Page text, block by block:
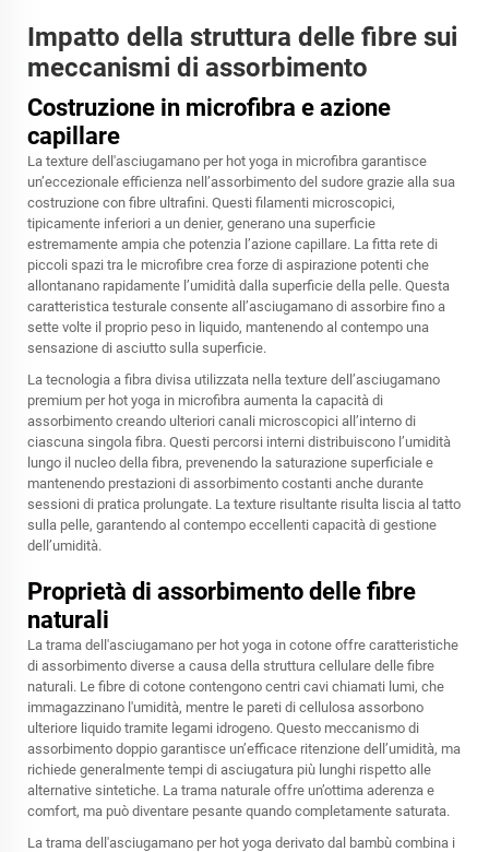
Impatto della struttura delle fibre sui
meccanismi di assorbimento
Costruzione in microfibra e azione
capillare
La texture dell'asciugamano per hot yoga in microfibra garantisce
un’eccezionale efficienza nell’assorbimento del sudore grazie alla sua
costruzione con fibre ultrafini. Questi filamenti microscopici,
tipicamente inferiori a un denier, generano una superficie
estremamente ampia che potenzia l’azione capillare. La fitta rete di
piccoli spazi tra le microfibre crea forze di aspirazione potenti che
allontanano rapidamente l’umidità dalla superficie della pelle. Questa
caratteristica testurale consente all’asciugamano di assorbire fino a
sette volte il proprio peso in liquido, mantenendo al contempo una
sensazione di asciutto sulla superficie.
La tecnologia a fibra divisa utilizzata nella texture dell’asciugamano
premium per hot yoga in microfibra aumenta la capacità di
assorbimento creando ulteriori canali microscopici all’interno di
ciascuna singola fibra. Questi percorsi interni distribuiscono l’umidità
lungo il nucleo della fibra, prevenendo la saturazione superficiale e
mantenendo prestazioni di assorbimento costanti anche durante
sessioni di pratica prolungate. La texture risultante risulta liscia al tatto
sulla pelle, garantendo al contempo eccellenti capacità di gestione
dell’umidità.
Proprietà di assorbimento delle fibre
naturali
La trama dell'asciugamano per hot yoga in cotone offre caratteristiche
di assorbimento diverse a causa della struttura cellulare delle fibre
naturali. Le fibre di cotone contengono centri cavi chiamati lumi, che
immagazzinano l'umidità, mentre le pareti di cellulosa assorbono
ulteriore liquido tramite legami idrogeno. Questo meccanismo di
assorbimento doppio garantisce un’efficace ritenzione dell’umidità, ma
richiede generalmente tempi di asciugatura più lunghi rispetto alle
alternative sintetiche. La trama naturale offre un’ottima aderenza e
comfort, ma può diventare pesante quando completamente saturata.
La trama dell'asciugamano per hot yoga derivato dal bambù combina i